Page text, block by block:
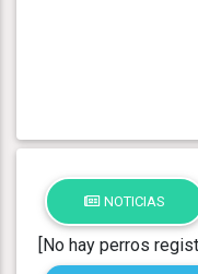
NOTICIAS
[No hay perros